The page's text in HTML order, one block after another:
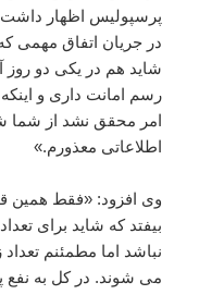
پرسپولیس اظهار
در جریان اتفاق مهمی
شاید هم در یکی دو روز
رسم امانت داری و
امر محقق نشد از شما
اطلاعاتی معذورم.»
وی افزود: «فقط همین
بیفتد که شاید برای
نباشد اما مطمئنم
می شوند. در کل به